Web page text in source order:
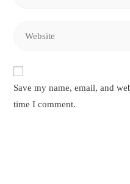
comment
address
URL
(optional)
Save my name, email, and
time I comment.